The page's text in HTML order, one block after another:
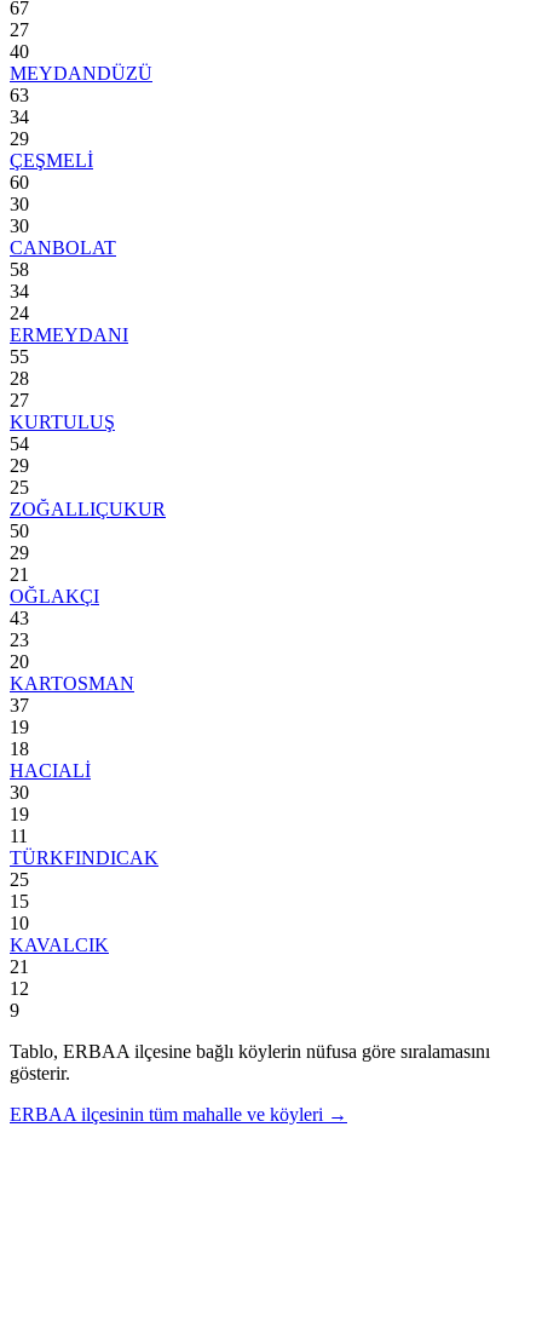
67
27
40
MEYDANDÜZÜ
63
34
29
ÇEŞMELİ
60
30
30
CANBOLAT
58
34
24
ERMEYDANI
55
28
27
KURTULUŞ
54
29
25
ZOĞALLIÇUKUR
50
29
21
OĞLAKÇI
43
23
20
KARTOSMAN
37
19
18
HACIALİ
30
19
11
TÜRKFINDICAK
25
15
10
KAVALCIK
21
12
9
Tablo, ERBAA ilçesine bağlı köylerin nüfusa göre sıralamasını
gösterir.
ERBAA ilçesinin tüm mahalle ve köyleri →